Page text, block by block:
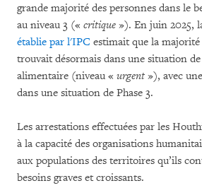
grande majorité des personnes dans le
au niveau 3 (« critique »). En juin 2025,
établie par l'IPC estimait que la
trouvait désormais dans une situation de
alimentaire (niveau « urgent »), avec
dans une situation de Phase 3.
Les arrestations effectuées par les
à la capacité des organisations
aux populations des territoires qu’ils
besoins graves et croissants.